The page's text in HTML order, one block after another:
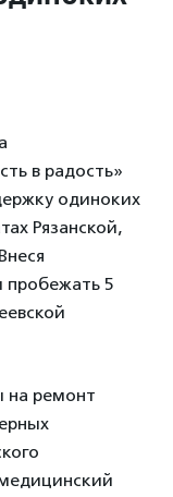
в радость»
одиноких
Рязанской,
пробежать 5
на ремонт